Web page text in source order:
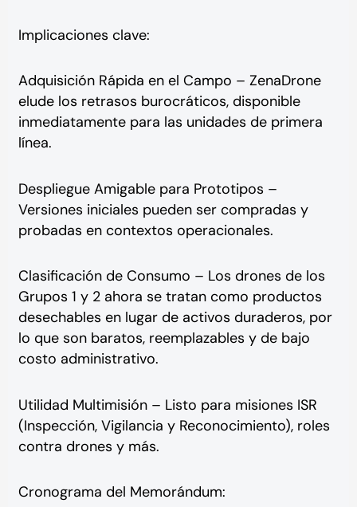
Implicaciones clave:
Adquisición Rápida en el Campo – ZenaDrone
elude los retrasos burocráticos, disponible
inmediatamente para las unidades de primera
línea.
Despliegue Amigable para Prototipos –
Versiones iniciales pueden ser compradas y
probadas en contextos operacionales.
Clasificación de Consumo – Los drones de los
Grupos 1 y 2 ahora se tratan como productos
desechables en lugar de activos duraderos, por
lo que son baratos, reemplazables y de bajo
costo administrativo.
Utilidad Multimisión – Listo para misiones ISR
(Inspección, Vigilancia y Reconocimiento), roles
contra drones y más.
Cronograma del Memorándum: